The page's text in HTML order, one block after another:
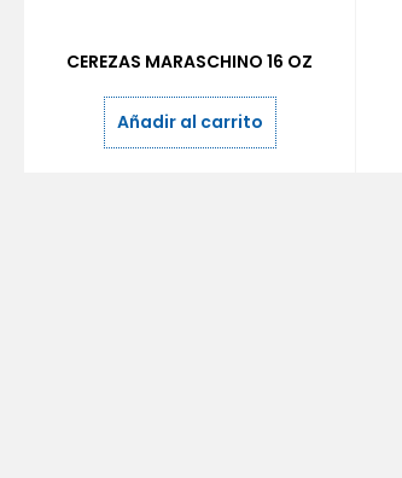
CEREZAS MARASCHINO 16 OZ
Añadir al carrito